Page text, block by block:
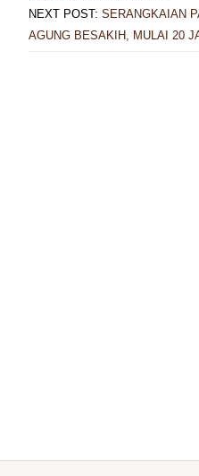
NEXT POST: SERANGKAIAN
AGUNG BESAKIH, MULAI 20